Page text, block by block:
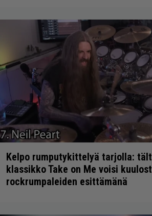
Kelpo rumputykittelyä tarjolla:
klassikko Take on Me voisi
rockrumpaleiden esittämänä